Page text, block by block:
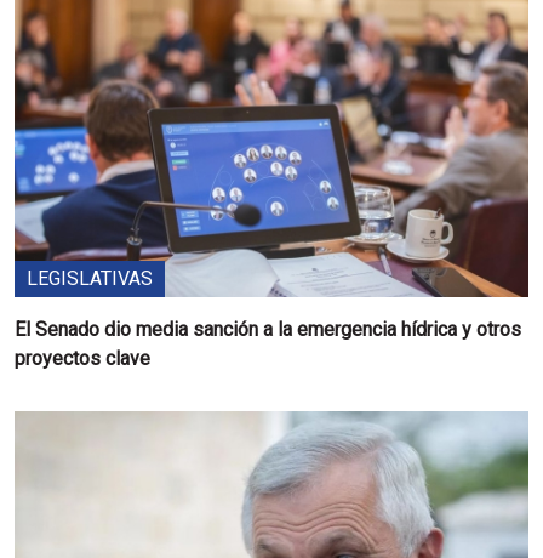
LEGISLATIVAS
El Senado dio media sanción a la emergencia hídrica y otros
proyectos clave